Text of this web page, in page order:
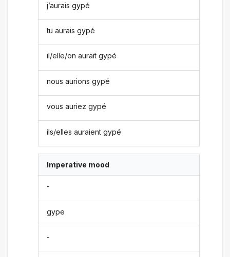
j’aurais gypé
tu aurais gypé
il/elle/on aurait gypé
nous aurions gypé
vous auriez gypé
ils/elles auraient gypé
Imperative mood
-
gype
-